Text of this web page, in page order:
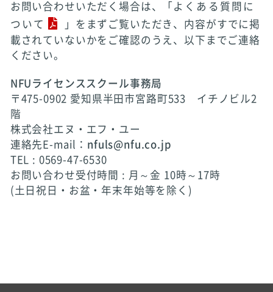
お問い合わせいただく場合は、「 よくある質問に
ついて
」をまずご覧いただき、内容がすでに掲
載されていないかをご確認のうえ、以下までご連絡
ください。
NFUライセンススクール事務局
〒475-0902 愛知県半田市宮路町533 イチノビル2
階
株式会社エヌ・エフ・ユー
連絡先E-mail： nfuls@nfu.co.jp
TEL : 0569-47-6530
お問い合わせ受付時間 : 月～金 10時～17時
(土日祝日・お盆・年末年始等を除く)